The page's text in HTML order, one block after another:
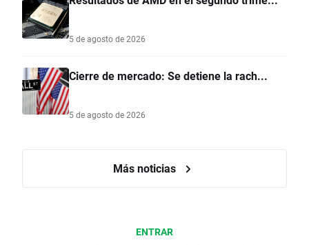
5 de agosto de 2026
Cierre de mercado: Se detiene la rach...
5 de agosto de 2026
Más noticias
ENTRAR